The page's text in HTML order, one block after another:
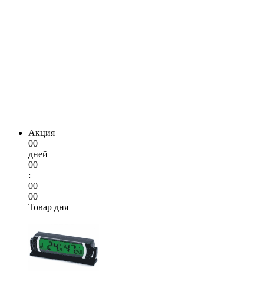
Акция
00
дней
00
:
00
00
Товар дня